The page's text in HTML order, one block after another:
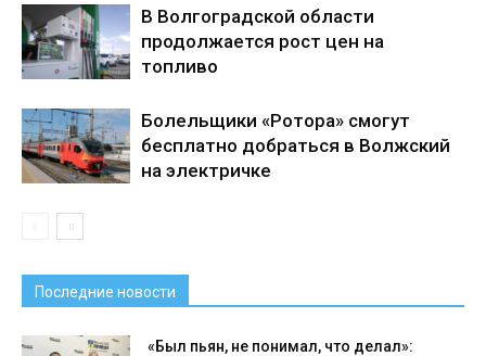
В Волгоградской области
продолжается рост цен на
топливо
Болельщики «Ротора» смогут
бесплатно добраться в Волжский
на электричке
Последние новости
«Был пьян, не понимал, что делал»: